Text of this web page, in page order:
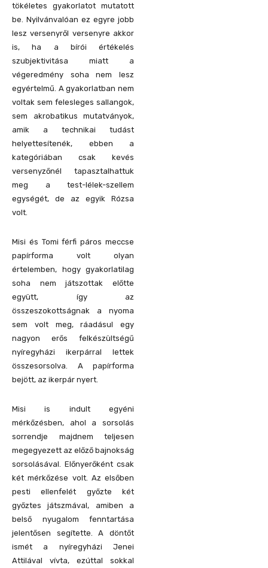
tökéletes gyakorlatot mutatott
be. Nyilvánvalóan ez egyre jobb
lesz versenyről versenyre akkor
is, ha a bírói értékelés
szubjektivitása miatt a
végeredmény soha nem lesz
egyértelmű. A gyakorlatban nem
voltak sem felesleges sallangok,
sem akrobatikus mutatványok,
amik a technikai tudást
helyettesítenék, ebben a
kategóriában csak kevés
versenyzőnél tapasztalhattuk
meg a test-lélek-szellem
egységét, de az egyik Rózsa
volt.
Misi és Tomi férfi páros meccse
papírforma volt olyan
értelemben, hogy gyakorlatilag
soha nem játszottak előtte
együtt, így az
összeszokottságnak a nyoma
sem volt meg, ráadásul egy
nagyon erős felkészültségű
nyíregyházi ikerpárral lettek
összesorsolva. A papírforma
bejött, az ikerpár nyert.
Misi is indult egyéni
mérkőzésben, ahol a sorsolás
sorrendje majdnem teljesen
megegyezett az előző bajnokság
sorsolásával. Előnyerőként csak
két mérkőzése volt. Az elsőben
pesti ellenfelét győzte két
győztes játszmával, amiben a
belső nyugalom fenntartása
jelentősen segítette. A döntőt
ismét a nyíregyházi Jenei
Attilával vívta, ezúttal sokkal